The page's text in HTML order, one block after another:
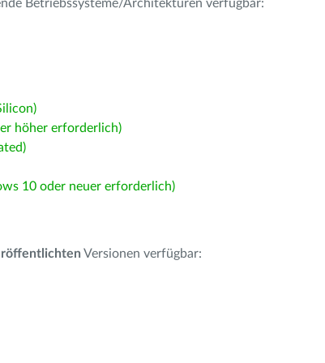
Betriebssysteme/Architekturen verfügbar:
höher erforderlich)
10 oder neuer erforderlich)
Versionen verfügbar: